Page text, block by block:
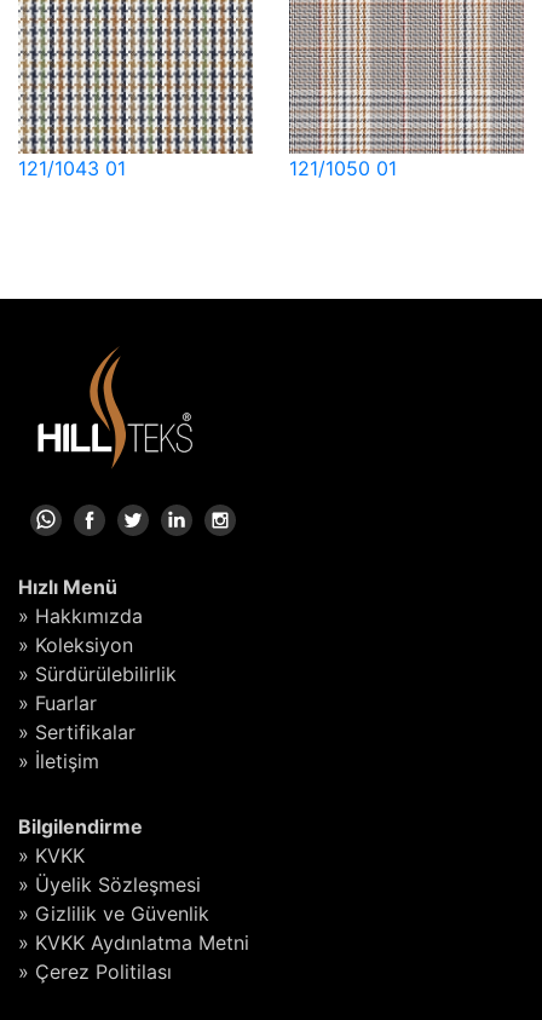
121/1043 01 121/1050 01
Hızlı Menü
» Hakkımızda
» Koleksiyon
» Sürdürülebilirlik
» Fuarlar
» Sertifikalar
» İletişim
Bilgilendirme
» KVKK
» Üyelik Sözleşmesi
» Gizlilik ve Güvenlik
» KVKK Aydınlatma Metni
» Çerez Politilası